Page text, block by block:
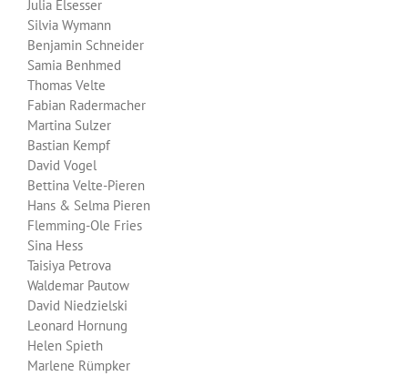
Julia Elsesser
Silvia Wymann
Benjamin Schneider
Samia Benhmed
Thomas Velte
Fabian Radermacher
Martina Sulzer
Bastian Kempf
David Vogel
Bettina Velte-Pieren
Hans & Selma Pieren
Flemming-Ole Fries
Sina Hess
Taisiya Petrova
Waldemar Pautow
David Niedzielski
Leonard Hornung
Helen Spieth
Marlene Rümpker